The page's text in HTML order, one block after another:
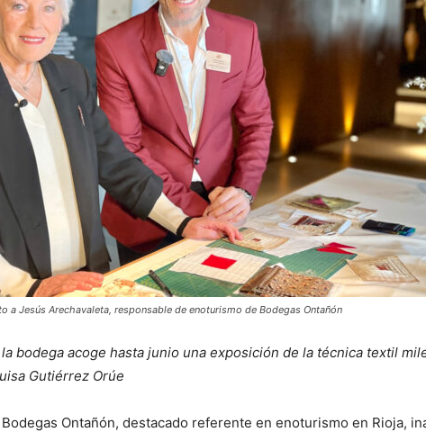
a Jesús Arechavaleta, responsable de enoturismo de Bodegas Ontañón
bodega acoge hasta junio una exposición de la técnica textil
Gutiérrez Orúe
Ontañón, destacado referente en enoturismo en Rioja,